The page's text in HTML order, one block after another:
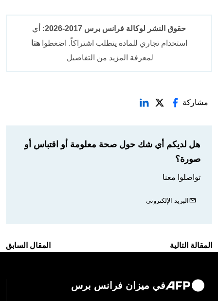
حقوق النشر لوكالة فرانس برس 2017-2026:
أي
استخدام تجاري للمادة يتطلب اشتراكاً. اضغطواهنا
لمعرفة المزيد من التفاصيل
مشاركة
هل لديكم أي شك حول صحة معلومة أو اقتباس أو
صورة؟
تواصلوا معنا
البريد الإلكتروني
المقالة التالية المقال السابق
في ميزان فرانس برس